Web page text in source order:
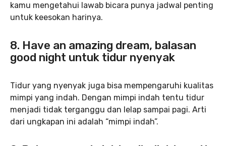
kamu mengetahui lawab bicara punya jadwal penting
untuk keesokan harinya.
8. Have an amazing dream, balasan
good night untuk tidur nyenyak
Tidur yang nyenyak juga bisa mempengaruhi kualitas
mimpi yang indah. Dengan mimpi indah tentu tidur
menjadi tidak terganggu dan lelap sampai pagi. Arti
dari ungkapan ini adalah “mimpi indah”.